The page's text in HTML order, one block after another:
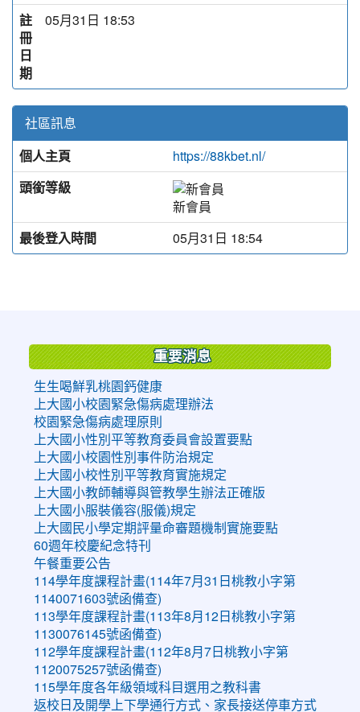
註
冊
日
期
05月31日 18:53
社區訊息
個人主頁
https://88kbet.nl/
頭銜等級
新會員
最後登入時間
05月31日 18:54
重要消息
生生喝鮮乳桃園鈣健康
上大國小校園緊急傷病處理辦法
校園緊急傷病處理原則
上大國小性別平等教育委員會設置要點
上大國小校園性別事件防治規定
上大國小校性別平等教育實施規定
上大國小教師輔導與管教學生辦法正確版
上大國小服裝儀容(服儀)規定
上大國民小學定期評量命審題機制實施要點
60週年校慶紀念特刊
午餐重要公告
114學年度課程計畫(114年7月31日桃教小字第
1140071603號函備查)
113學年度課程計畫(113年8月12日桃教小字第
1130076145號函備查)
112學年度課程計畫(112年8月7日桃教小字第
1120075257號函備查)
115學年度各年級領域科目選用之教科書
返校日及開學上下學通行方式、家長接送停車方式